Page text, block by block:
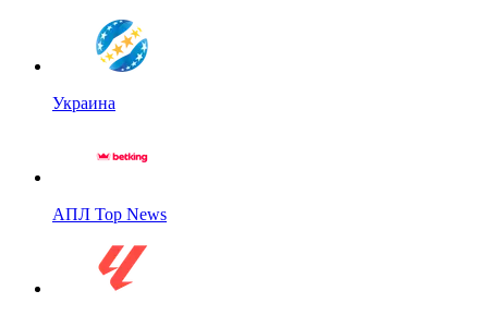
Украина
АПЛ Top News